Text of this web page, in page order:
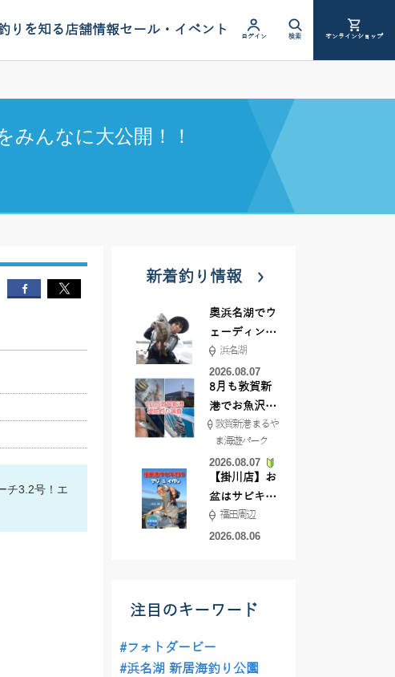
りを知る店舗情報セール・イベント ログイン 検索 オンラインショップ
みんなに大公開！！
チ3.2号！エ
新着釣り情報
奥浜名湖でウ
ェーディング
前打ち！
浜名湖
2026.08.07
8月も敦賀新
港でお魚沢山
♪ イシグロ彦
根店
敦賀新港 まるや
ま海遊パーク
2026.08.07
【掛川店】お
盆はサビキ釣
りいきません
か?
福田周辺
2026.08.06
注目のキーワード
#フォトダービー
#浜名湖 新居海釣り公園